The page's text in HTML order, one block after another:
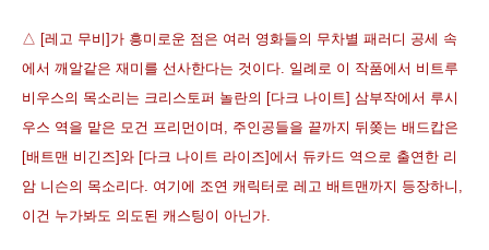
△ [레고 무비]가 흥미로운 점은 여러 영화들의 무차별 패러디 공세 속
에서 깨알같은 재미를 선사한다는 것이다. 일례로 이 작품에서 비트루
비우스의 목소리는 크리스토퍼 놀란의 [다크 나이트] 삼부작에서 루시
우스 역을 맡은 모건 프리먼이며, 주인공들을 끝까지 뒤쫒는 배드캅은
[배트맨 비긴즈]와 [다크 나이트 라이즈]에서 듀카드 역으로 출연한 리
암 니슨의 목소리다. 여기에 조연 캐릭터로 레고 배트맨까지 등장하니,
이건 누가봐도 의도된 캐스팅이 아닌가.